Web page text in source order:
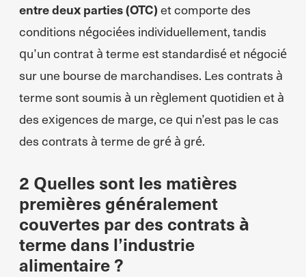
entre deux parties (OTC) et comporte des
conditions négociées individuellement, tandis
qu’un contrat à terme est standardisé et négocié
sur une bourse de marchandises. Les contrats à
terme sont soumis à un règlement quotidien et à
des exigences de marge, ce qui n’est pas le cas
des contrats à terme de gré à gré.
2 Quelles sont les matières
premières généralement
couvertes par des contrats à
terme dans l’industrie
alimentaire ?